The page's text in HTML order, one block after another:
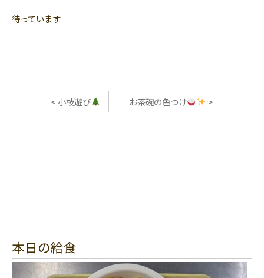
待っています
< 小枝遊び お茶碗の色つけ >
本日の給食